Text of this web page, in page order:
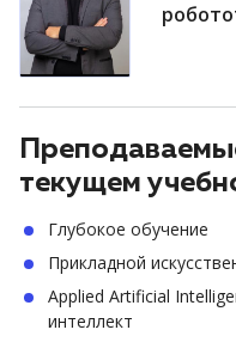
текущем
Глубокое обучение
Прикладной
Applied Artificial
интеллект